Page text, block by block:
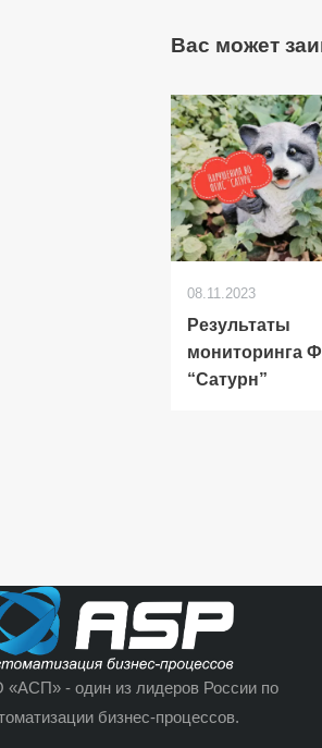
Вас может
08.11.2023
Результаты
мониторинга
“Сатурн”
«АСП» - один из лидеров России по
бизнес-процессов.